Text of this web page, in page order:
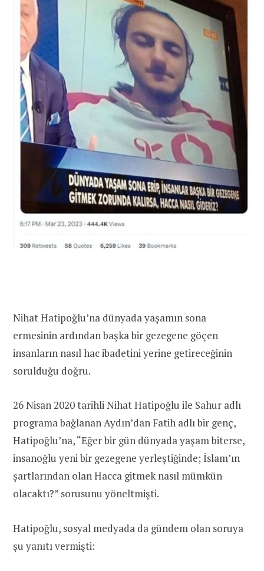
Nihat Hatipoğlu’na dünyada yaşamın sona
ermesinin ardından başka bir gezegene göçen
insanların nasıl hac ibadetini yerine getireceğinin
sorulduğu doğru.
26 Nisan 2020 tarihli Nihat Hatipoğlu ile Sahur adlı
programa bağlanan Aydın’dan Fatih adlı bir genç,
Hatipoğlu’na, “Eğer bir gün dünyada yaşam biterse,
insanoğlu yeni bir gezegene yerleştiğinde; İslam’ın
şartlarından olan Hacca gitmek nasıl mümkün
olacaktı?” sorusunu yöneltmişti.
Hatipoğlu, sosyal medyada da gündem olan soruya
şu yanıtı vermişti: